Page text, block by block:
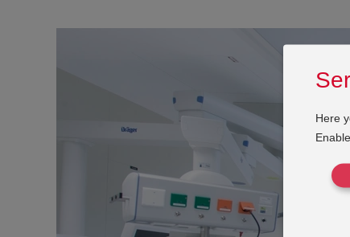
Here